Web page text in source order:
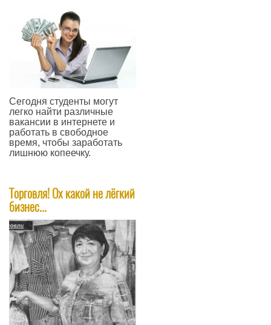
Сегодня студенты могут
легко найти различные
вакансии в интернете и
работать в свободное
время, чтобы заработать
лишнюю копеечку.
Торговля! Ох какой не лёгкий
бизнес...